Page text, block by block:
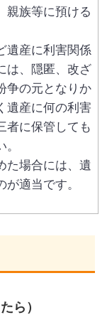
親族等に預ける
遺産に利害関係
は、隠匿、改ざ
争の元となりか
遺産に何の利害
者に保管しても
た場合には、遺
適当です。
ら）